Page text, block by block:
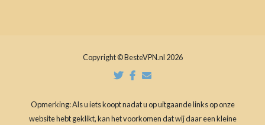
Copyright © BesteVPN.nl 2026
Opmerking: Als u iets koopt nadat u op uitgaande links op onze
website hebt geklikt, kan het voorkomen dat wij daar een kleine